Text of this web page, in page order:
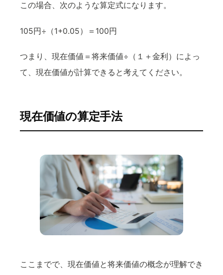
この場合、次のような算定式になります。
105円÷（1+0.05）＝100円
つまり、現在価値＝将来価値÷（１＋金利）によっ
て、現在価値が計算できると考えてください。
現在価値の算定手法
ここまでで、現在価値と将来価値の概念が理解でき